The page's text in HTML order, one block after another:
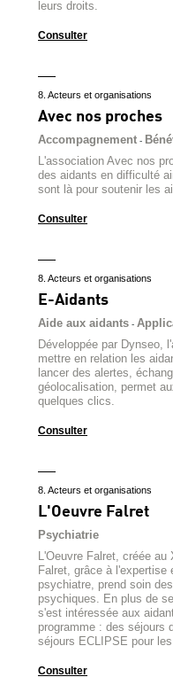
leurs droits.
Consulter
8. Acteurs et organisations
Avec nos proches
Accompagnement -
L'association Avec nos
des aidants en difficulté
sont là pour soutenir les
Consulter
8. Acteurs et organisations
E-Aidants
Aide aux aidants -
Développée par Dynseo,
mettre en relation les
lancer des alertes,
géolocalisation, permet
quelques clics.
Consulter
8. Acteurs et organisations
L'Oeuvre Falret
Psychiatrie
L'Oeuvre Falret, créée
Falret, grâce à
psychiatre, prend soin
psychiques. En plus de
s'est intéressée aux
programme : des séjours
séjours ECLIPSE pour
Consulter